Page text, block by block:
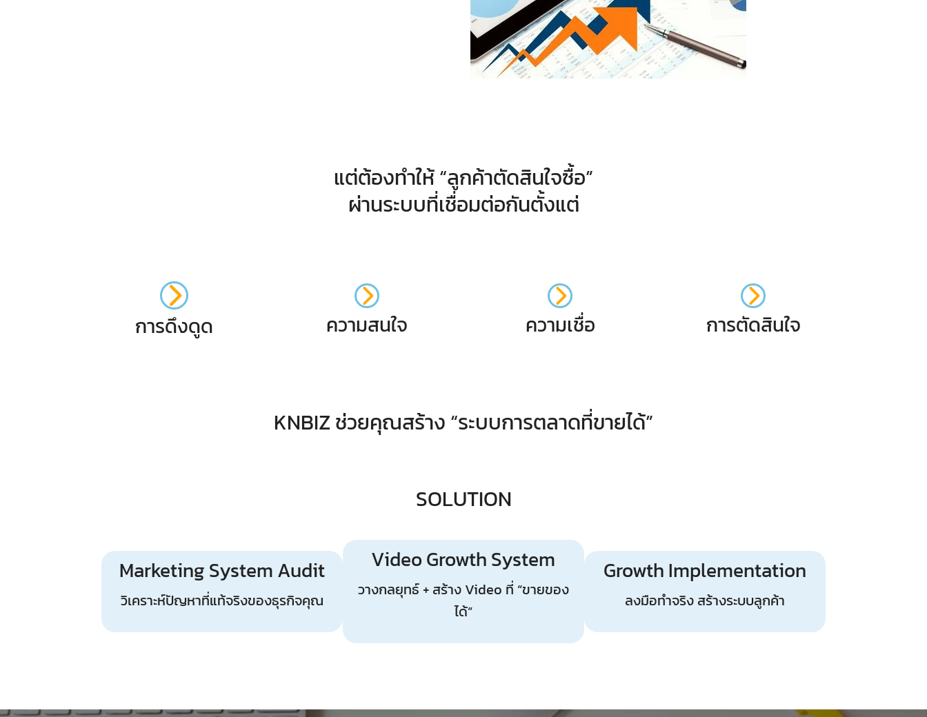
แต่ต้องทำให้ “ลูกค้าตัดสินใจซื้อ”
ผ่านระบบที่เชื่อมต่อกันตั้งแต่
การดึงดูด ความสนใจ ความเชื่อ การตัดสินใจ
KNBIZ ช่วยคุณสร้าง “ระบบการตลาดที่ขายได้”
SOLUTION
Marketing System Audit
วิเคราะห์ปัญหาที่แท้จริงของธุรกิจคุณ
Video Growth System
วางกลยุทธ์ + สร้าง Video ที่ “ขายของ
ได้”
Growth Implementation
ลงมือทำจริง สร้างระบบลูกค้า